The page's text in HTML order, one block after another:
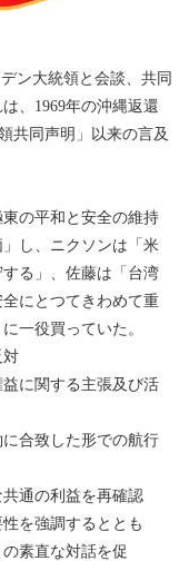
ン大統領と会談、共同
、1969年の沖縄返還
共同声明」以来の言及
の平和と安全の維持
し、ニクソンは「米
る」、佐藤は「台湾
にとつてきわめて重
一役買っていた。
対
に関する主張及び活
合致した形での航行
通の利益を再確認
を強調するととも
素直な対話を促